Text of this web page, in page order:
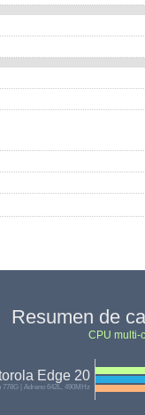
Resumen de
CPU multi-
Edge 20
| Adreno 642L, 490MHz